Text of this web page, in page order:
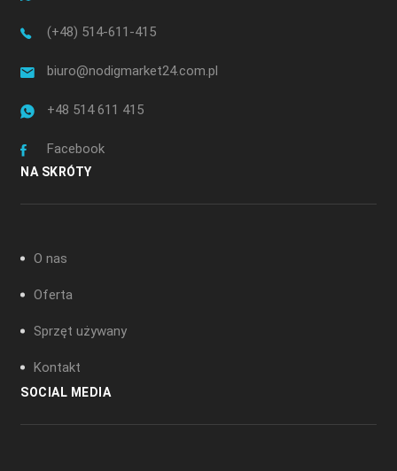
(+48) 514-611-415
biuro@nodigmarket24.com.pl
+48 514 611 415
Facebook
NA SKRÓTY
O nas
Oferta
Sprzęt używany
Kontakt
SOCIAL MEDIA